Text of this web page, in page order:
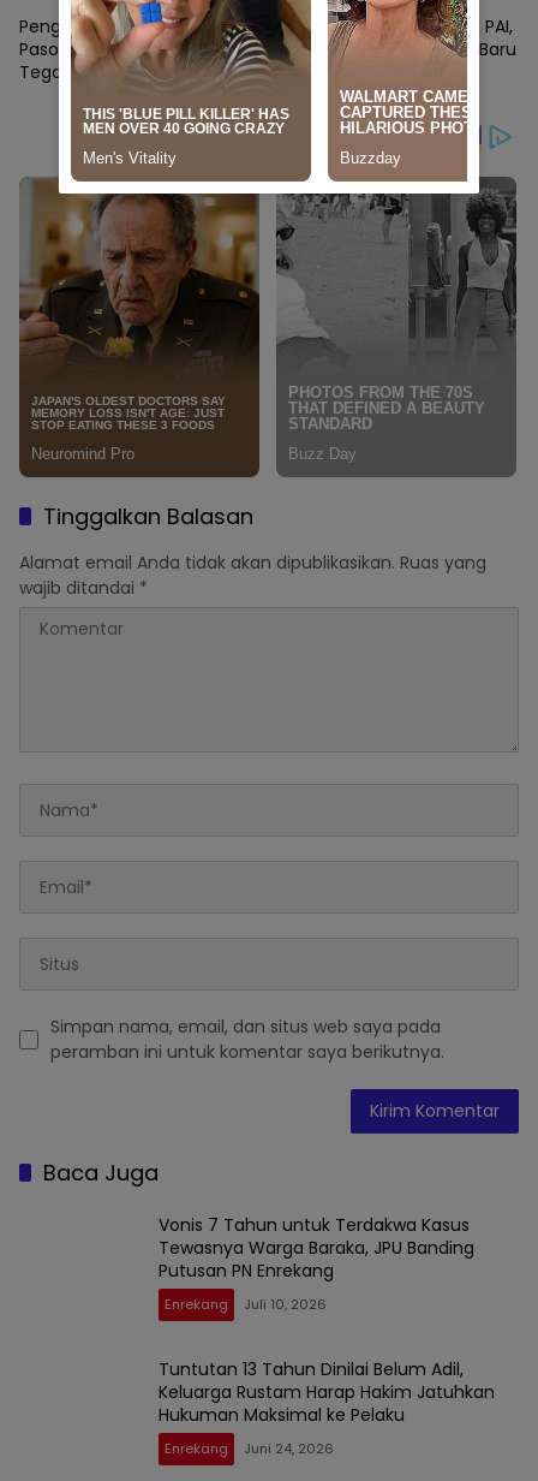
Sekolah
Penghijauan Hutan Pinus
Pasongken, HIMAGRO UNIMEN
Tegaskan Komitmen pada
UNIMEN Resmi Miliki Prodi PAI,
Siap Terima Mahasiswa Baru
Tahun Ini
Tinggalkan Balasan
Alamat email Anda tidak akan dipublikasikan. Ruas yang
wajib ditandai *
Simpan nama, email, dan situs web saya pada
peramban ini untuk komentar saya berikutnya.
Baca Juga
Vonis 7 Tahun untuk Terdakwa Kasus
Tewasnya Warga Baraka, JPU Banding
Putusan PN Enrekang
Enrekang Juli 10, 2026
Tuntutan 13 Tahun Dinilai Belum Adil,
Keluarga Rustam Harap Hakim Jatuhkan
Hukuman Maksimal ke Pelaku
Enrekang Juni 24, 2026